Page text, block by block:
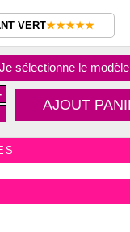
VERT★★★★★
Je sélectionne le modèle